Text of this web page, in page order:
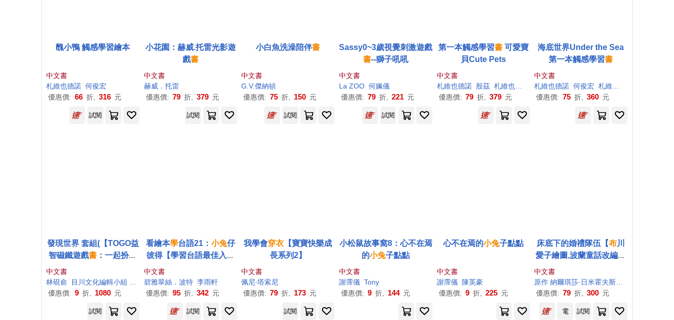
醜小鴨 觸感學習繪本
中文書
札維也德諾 何俊宏
優惠價: 66 折, 316 元
小花園：赫威.托雷光影遊
戲書
中文書
赫威．托雷
優惠價: 79 折, 379 元
小白魚洗澡陪伴書
中文書
G.V.傑納頓
優惠價: 75 折, 150 元
Sassy0~3歲視覺刺激遊戲
書--獅子吼吼
中文書
La ZOO 何姵儀
優惠價: 79 折, 221 元
第一本觸感學習書可愛寶
貝Cute Pets
中文書
札維也德諾 殷茲 札維也德諾（Xavier Deneux）
優惠價: 79 折, 379 元
海底世界Under the Sea
第一本觸感學習書
中文書
札維也德諾 何俊宏 札維也德諾（Xavier Deneux）
優惠價: 75 折, 360 元
試閱 試閱 試閱 試閱
發現世界 套組(【TOGO益
智磁鐵遊戲書 ：一起扮家
家酒】+【STEAM《
波波的彩蛋》故事遊戲
】+【晚安故事：放羊的孩
中文書
林硯俞
目川文化編輯小組
邱憶群
優惠價: 9 折, 1080 元
看繪本學台語21： 小兔仔
彼得【學習台語最佳入門
書，台、華文雙語對照，
CP值高】
中文書
碧雅翠絲．波特 李雨軒
優惠價: 95 折, 342 元
我學會穿衣 【寶寶快樂成
長系列2】
中文書
佩尼‧塔索尼
優惠價: 79 折, 173 元
小松鼠故事窩8：心不在焉
的小兔子點點
中文書
謝霈儀 Tony
優惠價: 9 折, 144 元
心不在焉的小兔子點點
中文書
謝霈儀
陳英豪
優惠價: 9 折, 225 元
床底下的婚禮隊伍【布川
愛子繪圖,波蘭童話改編繪
中文書
優惠價: 79 折, 300 元
試閱 試閱 試閱 電 試閱